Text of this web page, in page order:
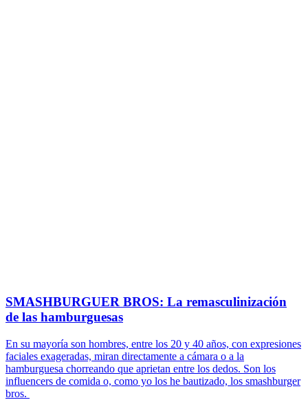
SMASHBURGUER BROS: La remasculinización
de las hamburguesas
En su mayoría son hombres, entre los 20 y 40 años, con expresiones
faciales exageradas, miran directamente a cámara o a la
hamburguesa chorreando que aprietan entre los dedos. Son los
influencers de comida o, como yo los he bautizado, los smashburger
bros. ‍